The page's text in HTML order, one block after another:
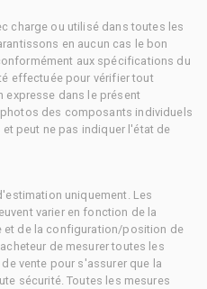
charge ou utilisé dans toutes les
en aucun cas le bon
aux spécifications du
effectuée pour vérifier tout
dans le présent
des composants individuels
peut ne pas indiquer l'état de
uniquement. Les
varier en fonction de la
et de la configuration/position de
de mesurer toutes les
vente pour s'assurer que la
sécurité. Toutes les mesures